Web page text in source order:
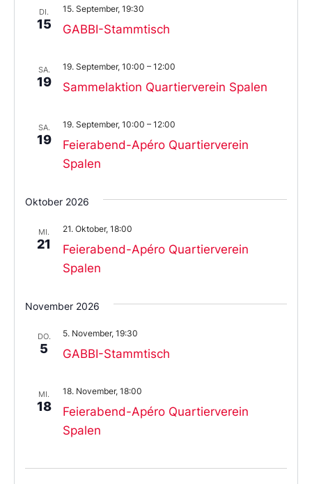
DI.
15 GABBI-Stammtisch
15. September, 19:30
SA.
19 Sammelaktion Quartierverein Spalen
19. September, 10:00 – 12:00
SA.
19
Feierabend-Apéro Quartierverein
Spalen
19. September, 10:00 – 12:00
Oktober 2026
MI.
21
Feierabend-Apéro Quartierverein
Spalen
21. Oktober, 18:00
November 2026
DO.
5 GABBI-Stammtisch
5. November, 19:30
MI.
18
Feierabend-Apéro Quartierverein
Spalen
18. November, 18:00